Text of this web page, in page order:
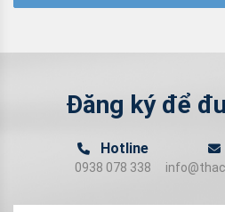
Đăng ký để
Hotline
0938 078 338